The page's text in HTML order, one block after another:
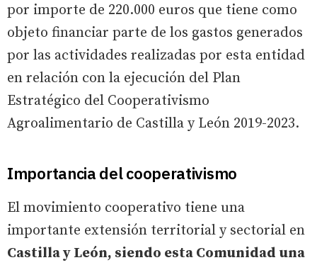
por importe de 220.000 euros que tiene como
objeto financiar parte de los gastos generados
por las actividades realizadas por esta entidad
en relación con la ejecución del Plan
Estratégico del Cooperativismo
Agroalimentario de Castilla y León 2019-2023.
Importancia del cooperativismo
El movimiento cooperativo tiene una
importante extensión territorial y sectorial en
Castilla y León, siendo esta Comunidad una